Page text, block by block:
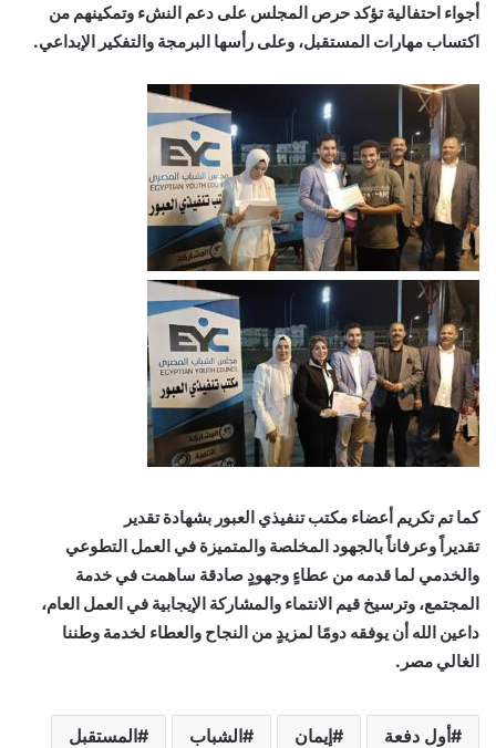
أجواء احتفالية تؤكد حرص المجلس على دعم النشء وتمكينهم من
اكتساب مهارات المستقبل، وعلى رأسها البرمجة والتفكير الإبداعي.
كما تم تكريم أعضاء مكتب تنفيذي العبور بشهادة تقدير
تقديراً وعرفاناً بالجهود المخلصة والمتميزة في العمل التطوعي
والخدمي لما قدمه من عطاءٍ وجهودٍ صادقة ساهمت في خدمة
المجتمع، وترسيخ قيم الانتماء والمشاركة الإيجابية في العمل العام،
داعين الله أن يوفقه دومًا لمزيدٍ من النجاح والعطاء لخدمة وطننا
الغالي مصر.
أول دفعة إيمان الشباب المستقبل